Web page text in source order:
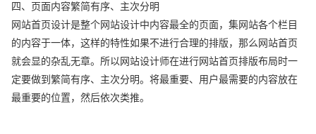
四、页面内容繁简有序、主次分明
网站首页设计是整个网站设计中内容最全的页面，集网站各个栏目
的内容于一体，这样的特性如果不进行合理的排版，那么网站首页
就会显的杂乱无章。所以网站设计师在进行网站首页排版布局时一
定要做到繁简有序、主次分明。将最重要、用户最需要的内容放在
最重要的位置，然后依次类推。